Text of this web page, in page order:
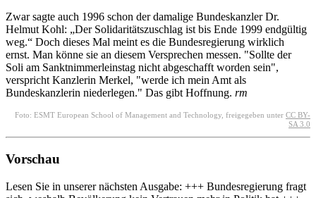
Zwar sagte auch 1996 schon der damalige Bundeskanzler Dr.
Helmut Kohl: „Der Solidaritätszuschlag ist bis Ende 1999 endgültig
weg.“ Doch dieses Mal meint es die Bundesregierung wirklich
ernst. Man könne sie an diesem Versprechen messen. "Sollte der
Soli am Sanktnimmerleinstag nicht abgeschafft worden sein",
verspricht Kanzlerin Merkel, "werde ich mein Amt als
Bundeskanzlerin niederlegen." Das gibt Hoffnung. rm
Foto: ESMT European School of Management and Technology, freigegeben unter CC BY-
SA 3.0
Vorschau
Lesen Sie in unserer nächsten Ausgabe: +++ Bundesregierung fragt